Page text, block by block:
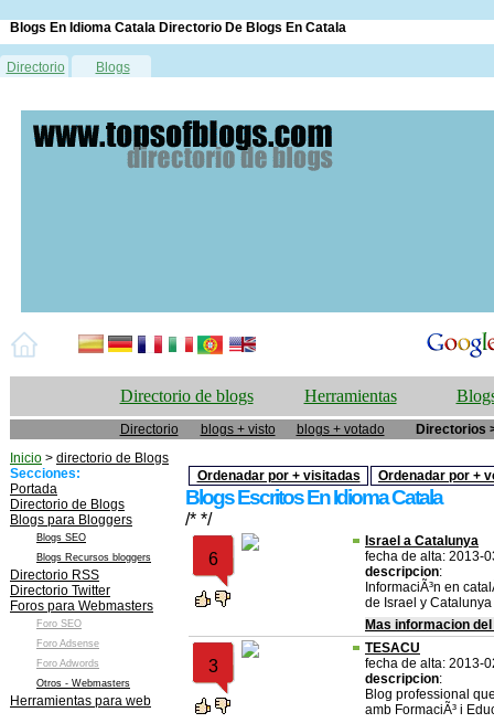
Blogs En Idioma Catala Directorio De Blogs En Catala
Directorio Blogs
Directorio de blogs Herramientas
Directorio blogs + visto blogs + votado
Directorios
Inicio > directorio de Blogs
Secciones:
Portada
Directorio de Blogs
Blogs para Bloggers
Blogs SEO
Blogs Recursos bloggers
Directorio RSS
Directorio Twitter
Foros para Webmasters
Foro SEO
Foro Adsense
Foro Adwords
Otros - Webmasters
Herramientas para web
Ordenadar por + visitadas Ordenadar por +
Blogs Escritos En Idioma Catala
/* */
6
Israel a Catalunya
fecha de alta: 2013-
descripcion:
InformaciÃ³n en
de Israel y Catalunya
Mas informacion
3
TESACU
fecha de alta: 2013-
descripcion:
Blog professional
amb FormaciÃ³ i